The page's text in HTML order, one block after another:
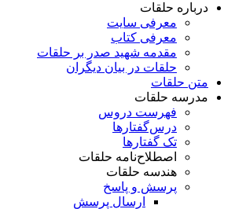
درباره حلقات
معرفی سایت
معرفی کتاب
مقدمه شهید صدر بر حلقات
حلقات در بیان دیگران
متن حلقات
مدرسه حلقات
فهرست دروس
درس‌گفتار‌ها
تک گفتارها
اصطلاح‌نامه حلقات
هندسه حلقات
پرسش و پاسخ
ارسال پرسش